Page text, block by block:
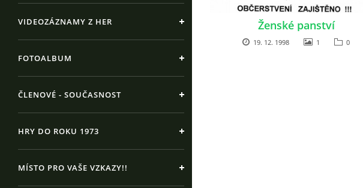
VIDEOZÁZNAMY Z HER
FOTOALBUM
ČLENOVÉ - SOUČASNOST
HRY DO ROKU 1973
MÍSTO PRO VAŠE VZKAZY!!
Ženské panství
19. 12. 1998 1 0